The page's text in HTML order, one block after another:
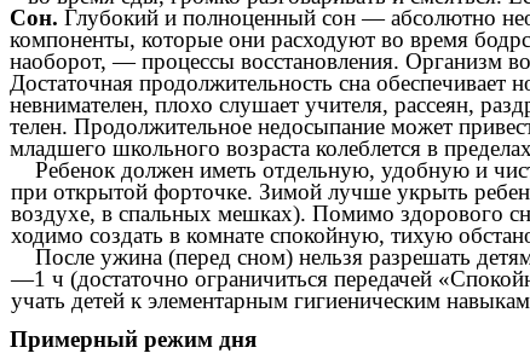
Сон. Глубокий и полноценный сон — абсолютно
компоненты, которые они расходуют во время
наоборот, — процессы восстановления. Организм
Достаточная продолжительность сна
невнимателен, плохо слушает учителя, рассеян,
телен. Продолжительное недосыпание может
младшего школьного возраста колеблется в
Ребенок должен иметь отдельную, удобную и
при открытой форточке. Зимой лучше укрыть
воздухе, в спальных мешках). Помимо здорового
ходимо создать в комнате спокойную, тихую
После ужина (перед сном) нельзя разрешать
—1 ч (достаточно ограничиться передачей
учать детей к элементарным гигиеническим
Примерный режим дня